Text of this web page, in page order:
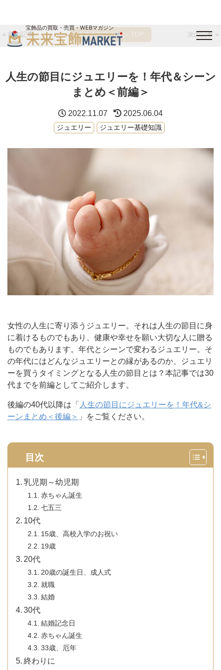
宝飾品の買取・売買・WEBマガジン
未来宝飾マガジン
運営会社
お問い合わせ
サイトマップ
« 前の記事 未来宝飾マガジン TOP 次の記事 »
人生の節目にジュエリーを！年代＆シーン
まとめ＜前編＞
2022.11.07 2025.06.04
ジュエリー ジュエリー基礎知識
女性の人生に寄り添うジュエリー。それは人生の節目に身
に着けるものでもあり、健康や幸せを願い大切な人に贈る
ものでもあります。年代とシーンで変わるジュエリー。そ
の年代にはどんなジュエリーとの縁があるのか、ジュエリ
ーを買うタイミングとなる人生の節目とは？本記事では30
代までを前編としてご紹介します。
後編の40代以降は「 人生の節目にジュエリーを！年代&シ
ーンまとめ＜後編＞ 」をご覧ください。
目次
乳児期～幼児期
赤ちゃん誕生
七五三
10代
15歳、高校入学のお祝い
19歳
20代
20歳の誕生日、成人式
就職
結婚
30代
結婚記念日
赤ちゃん誕生
33歳、厄年
終わりに